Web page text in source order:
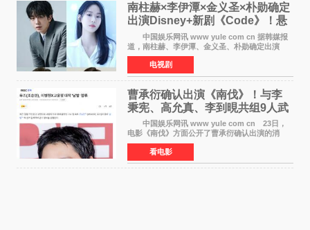
南柱赫×李伊潭×金义圣×朴勋确定
出演Disney+新剧《Code》！悬
疑犯罪惊悚明年上线
中国娱乐网讯 www yule com cn 据韩媒报
道，南柱赫、李伊潭、金义圣、朴勋确定出演
Disney+新剧《Code》，该剧预计将于明年播
出，引发高度关注。 本剧改编自同名人气台
剧，讲述了一位往来
电视剧
曹承衍确认出演《南伐》！与李
秉宪、高允真、李到晛共组9人武
士团
中国娱乐网讯 www yule com cn 23日，
电影《南伐》方面公开了曹承衍确认出演的消
息。通过歌手活动展现出独特色彩的曹承衍将在
片中饰演拥有出色弓箭技术的弓箭手，他将在这
一历史动作大片中展
看电影